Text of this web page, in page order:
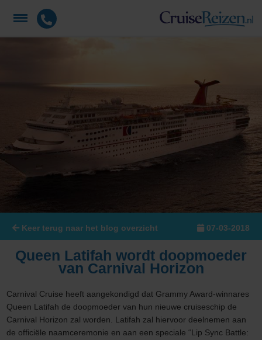
Keer terug naar het blog overzicht 07-03-2018
Queen Latifah wordt doopmoeder
van Carnival Horizon
Carnival Cruise heeft aangekondigd dat Grammy Award-winnares
Queen Latifah de doopmoeder van hun nieuwe cruiseschip de
Carnival Horizon zal worden. Latifah zal hiervoor deelnemen aan
de officiële naamceremonie en aan een speciale “Lip Sync Battle: